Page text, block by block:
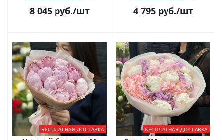
8 045руб./шт 4 795руб./шт
БЕСПЛАТНАЯ ДОСТАВКА БЕСПЛАТНАЯ ДОСТАВКА